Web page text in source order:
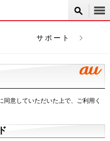
サポート
同意していただいた上で、ご利用く